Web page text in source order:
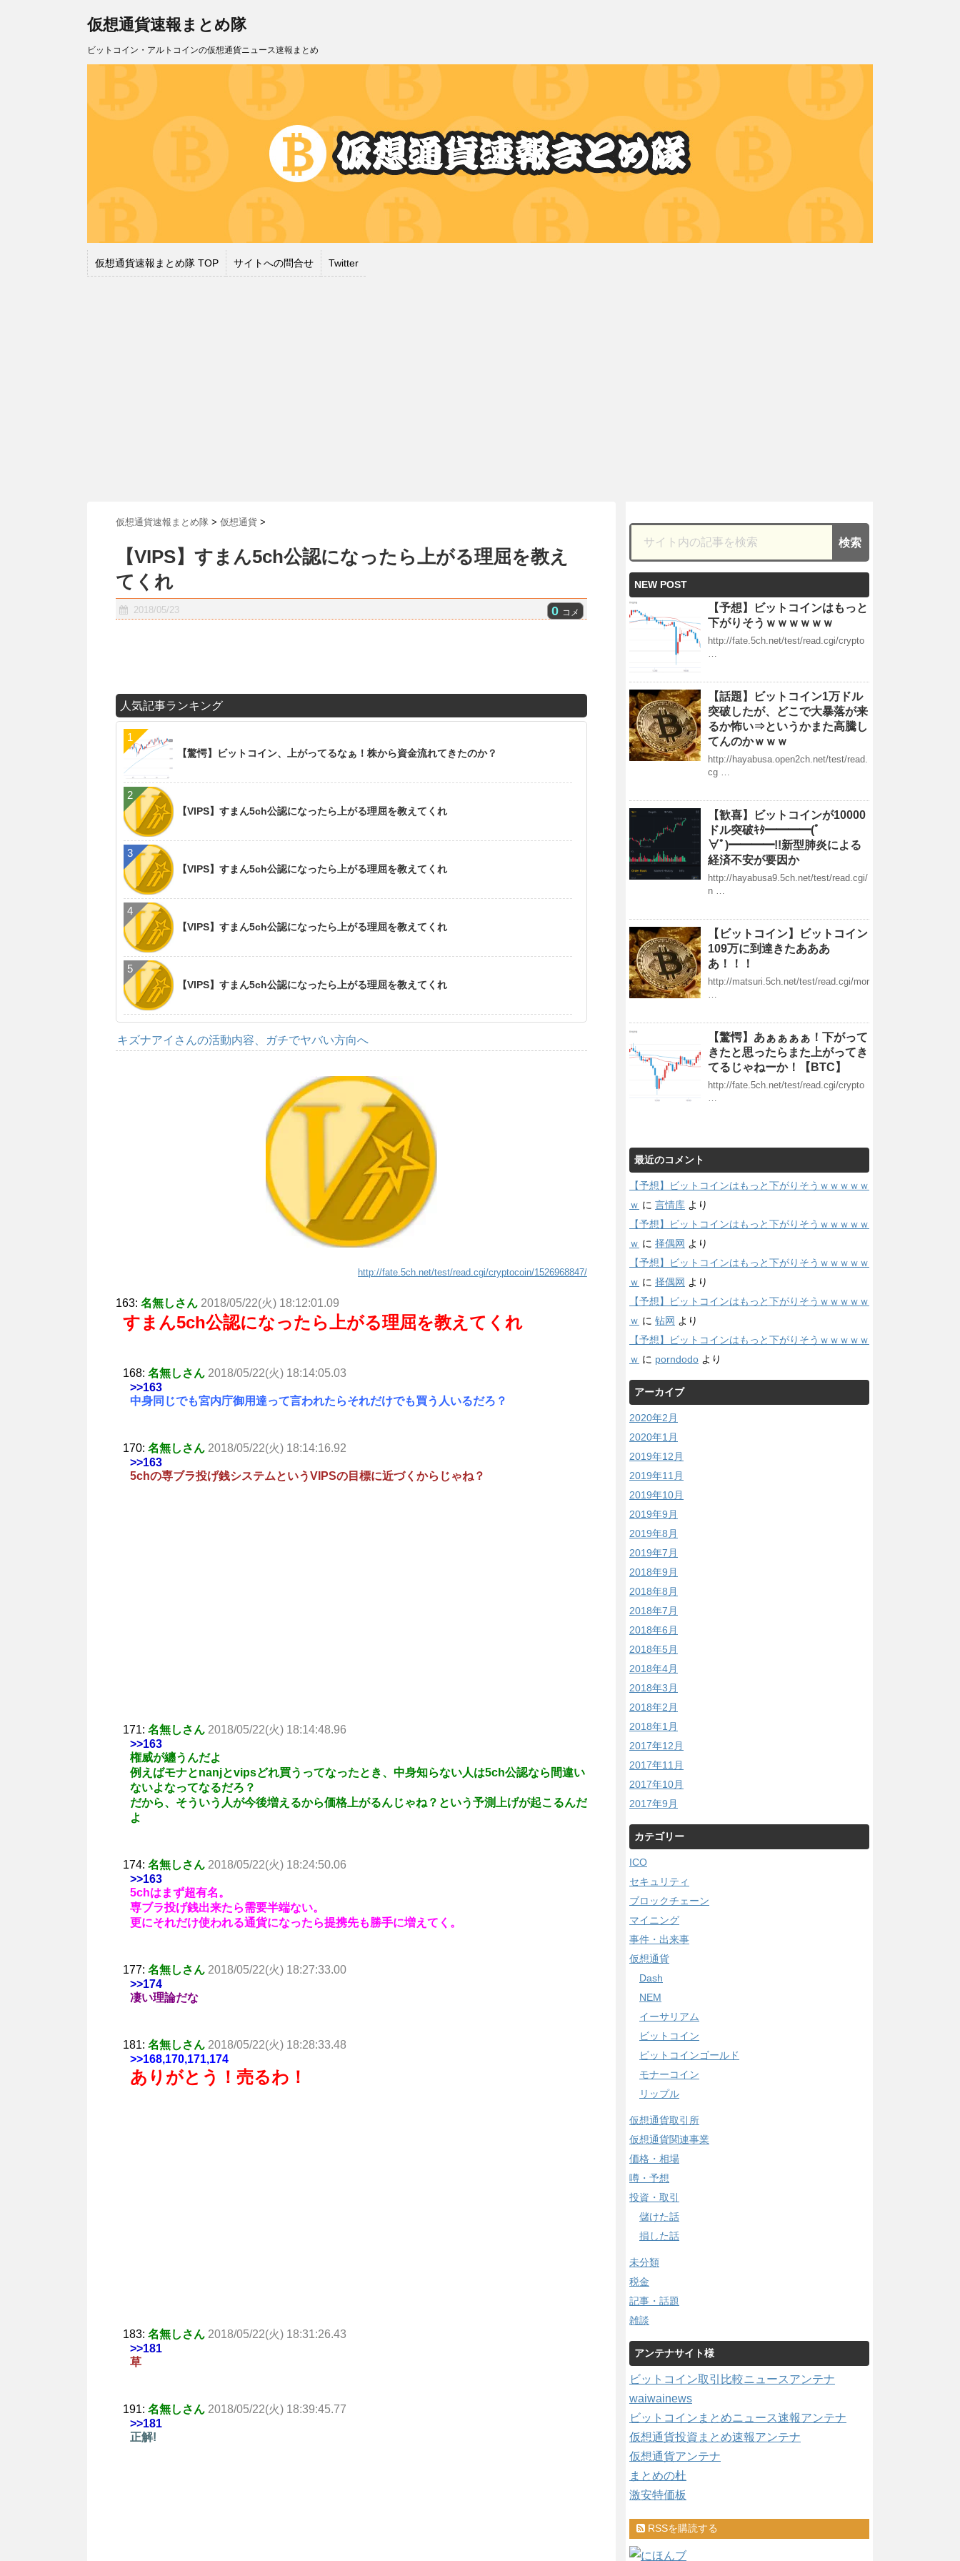
仮想通貨速報まとめ隊
ビットコイン・アルトコインの仮想通貨ニュース速報まとめ
仮想通貨速報まとめ隊 TOP サイトへの問合せ Twitter
仮想通貨速報まとめ隊 > 仮想通貨 >
【VIPS】すまん5ch公認になったら上がる理屈を教え
てくれ
2018/05/23 0 コメ
人気記事ランキング
【驚愕】ビットコイン、上がってるなぁ！株から資金流れてきたのか？
【VIPS】すまん5ch公認になったら上がる理屈を教えてくれ
【VIPS】すまん5ch公認になったら上がる理屈を教えてくれ
【VIPS】すまん5ch公認になったら上がる理屈を教えてくれ
【VIPS】すまん5ch公認になったら上がる理屈を教えてくれ
キズナアイさんの活動内容、ガチでヤバい方向へ
http://fate.5ch.net/test/read.cgi/cryptocoin/1526968847/
163: 名無しさん 2018/05/22(火) 18:12:01.09
すまん5ch公認になったら上がる理屈を教えてくれ
168: 名無しさん 2018/05/22(火) 18:14:05.03
>>163
中身同じでも宮内庁御用達って言われたらそれだけでも買う人いるだろ？
170: 名無しさん 2018/05/22(火) 18:14:16.92
>>163
5chの専ブラ投げ銭システムというVIPSの目標に近づくからじゃね？
171: 名無しさん 2018/05/22(火) 18:14:48.96
>>163
権威が纏うんだよ
例えばモナとnanjとvipsどれ買うってなったとき、中身知らない人は5ch公認なら間違い
ないよなってなるだろ？
だから、そういう人が今後増えるから価格上がるんじゃね？という予測上げが起こるんだ
よ
174: 名無しさん 2018/05/22(火) 18:24:50.06
>>163
5chはまず超有名。
専ブラ投げ銭出来たら需要半端ない。
更にそれだけ使われる通貨になったら提携先も勝手に増えてく。
177: 名無しさん 2018/05/22(火) 18:27:33.00
>>174
凄い理論だな
181: 名無しさん 2018/05/22(火) 18:28:33.48
>>168,170,171,174
ありがとう！売るわ！
183: 名無しさん 2018/05/22(火) 18:31:26.43
>>181
草
191: 名無しさん 2018/05/22(火) 18:39:45.77
>>181
正解!
NEW POST
【予想】ビットコインはもっと
下がりそうｗｗｗｗｗｗ
http://fate.5ch.net/test/read.cgi/crypto
…
【話題】ビットコイン1万ドル
突破したが、どこで大暴落が来
るか怖い⇒というかまた高騰し
てんのかｗｗｗ
http://hayabusa.open2ch.net/test/read.
cg …
【歓喜】ビットコインが10000
ドル突破ｷﾀ━━━━(ﾟ
∀ﾟ)━━━━!!新型肺炎による
経済不安が要因か
http://hayabusa9.5ch.net/test/read.cgi/
n …
【ビットコイン】ビットコイン
109万に到達きたあああ
あ！！！
http://matsuri.5ch.net/test/read.cgi/mor
…
【驚愕】あぁぁぁぁ！下がって
きたと思ったらまた上がってき
てるじゃねーか！【BTC】
http://fate.5ch.net/test/read.cgi/crypto
…
最近のコメント
【予想】ビットコインはもっと下がりそうｗｗｗｗｗ
ｗ に 言情库 より
【予想】ビットコインはもっと下がりそうｗｗｗｗｗ
ｗ に 择偶网 より
【予想】ビットコインはもっと下がりそうｗｗｗｗｗ
ｗ に 择偶网 より
【予想】ビットコインはもっと下がりそうｗｗｗｗｗ
ｗ に 钻网 より
【予想】ビットコインはもっと下がりそうｗｗｗｗｗ
ｗ に porndodo より
アーカイブ
2020年2月
2020年1月
2019年12月
2019年11月
2019年10月
2019年9月
2019年8月
2019年7月
2018年9月
2018年8月
2018年7月
2018年6月
2018年5月
2018年4月
2018年3月
2018年2月
2018年1月
2017年12月
2017年11月
2017年10月
2017年9月
カテゴリー
ICO
セキュリティ
ブロックチェーン
マイニング
事件・出来事
仮想通貨
Dash
NEM
イーサリアム
ビットコイン
ビットコインゴールド
モナーコイン
リップル
仮想通貨取引所
仮想通貨関連事業
価格・相場
噂・予想
投資・取引
儲けた話
損した話
未分類
税金
記事・話題
雑談
アンテナサイト様
ビットコイン取引比較ニュースアンテナ
waiwainews
ビットコインまとめニュース速報アンテナ
仮想通貨投資まとめ速報アンテナ
仮想通貨アンテナ
まとめの杜
激安特価板
RSSを購読する